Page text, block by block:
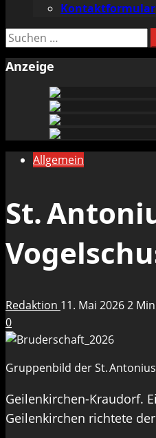
Kontaktformular
Suchen
Anzeige
Allgemein
St.
Redaktion 11. Mai 20262
0
Gruppenbild der St.
Geilenkirchen-Kraudorf.
Geilenkirchen richtete